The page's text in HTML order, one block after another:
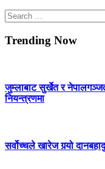
Search
for:
Trending Now
जुम्लाबाट सुर्खेत र
नियन्त्रणमा
सर्वोच्चले खारेज गर्‍यो